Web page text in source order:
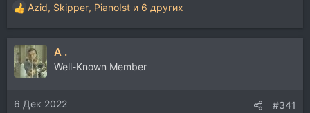
Р
е
а
к
ц
и
и
:
Azid, Skipper, PianoIst и 6 других
A .
Well-Known Member
6 Дек 2022 #341